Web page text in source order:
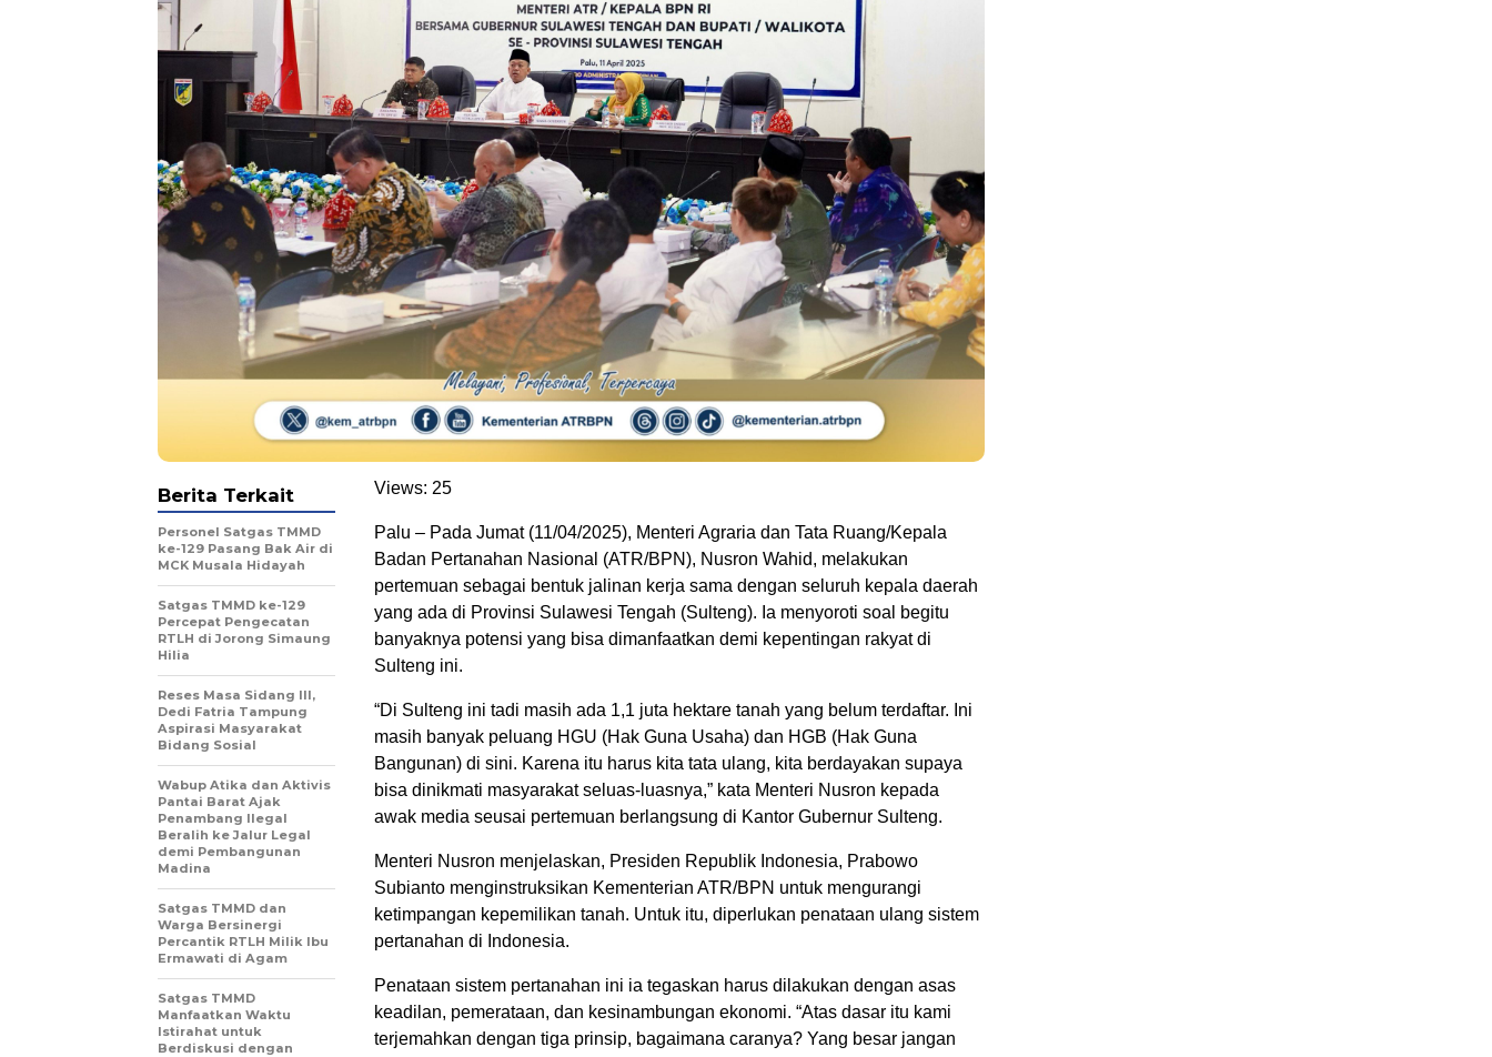
Views: 25
Palu – Pada Jumat (11/04/2025), Menteri Agraria dan Tata Ruang/Kepala
Badan Pertanahan Nasional (ATR/BPN), Nusron Wahid, melakukan
pertemuan sebagai bentuk jalinan kerja sama dengan seluruh kepala daerah
yang ada di Provinsi Sulawesi Tengah (Sulteng). Ia menyoroti soal begitu
banyaknya potensi yang bisa dimanfaatkan demi kepentingan rakyat di
Sulteng ini.
“Di Sulteng ini tadi masih ada 1,1 juta hektare tanah yang belum terdaftar. Ini
masih banyak peluang HGU (Hak Guna Usaha) dan HGB (Hak Guna
Bangunan) di sini. Karena itu harus kita tata ulang, kita berdayakan supaya
bisa dinikmati masyarakat seluas-luasnya,” kata Menteri Nusron kepada
awak media seusai pertemuan berlangsung di Kantor Gubernur Sulteng.
Menteri Nusron menjelaskan, Presiden Republik Indonesia, Prabowo
Subianto menginstruksikan Kementerian ATR/BPN untuk mengurangi
ketimpangan kepemilikan tanah. Untuk itu, diperlukan penataan ulang sistem
pertanahan di Indonesia.
Penataan sistem pertanahan ini ia tegaskan harus dilakukan dengan asas
keadilan, pemerataan, dan kesinambungan ekonomi. “Atas dasar itu kami
terjemahkan dengan tiga prinsip, bagaimana caranya? Yang besar jangan
Berita Terkait
Personel Satgas TMMD
ke-129 Pasang Bak Air di
MCK Musala Hidayah
Satgas TMMD ke-129
Percepat Pengecatan
RTLH di Jorong Simaung
Hilia
Reses Masa Sidang III,
Dedi Fatria Tampung
Aspirasi Masyarakat
Bidang Sosial
Wabup Atika dan Aktivis
Pantai Barat Ajak
Penambang Ilegal
Beralih ke Jalur Legal
demi Pembangunan
Madina
Satgas TMMD dan
Warga Bersinergi
Percantik RTLH Milik Ibu
Ermawati di Agam
Satgas TMMD
Manfaatkan Waktu
Istirahat untuk
Berdiskusi dengan